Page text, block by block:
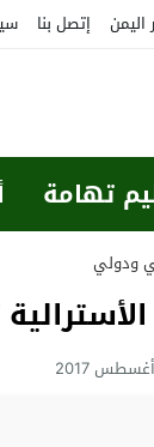
اليمن إتصل بنا
تهامة
ودولي
على 4 رجال في سيدني